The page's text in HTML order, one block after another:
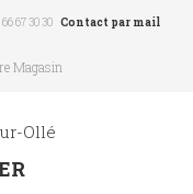
67 30 30 Contact par mail
Magasin